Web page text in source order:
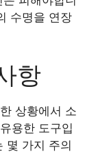
수명을 연장
항
상황에서 소
용한 도구입
몇 가지 주의